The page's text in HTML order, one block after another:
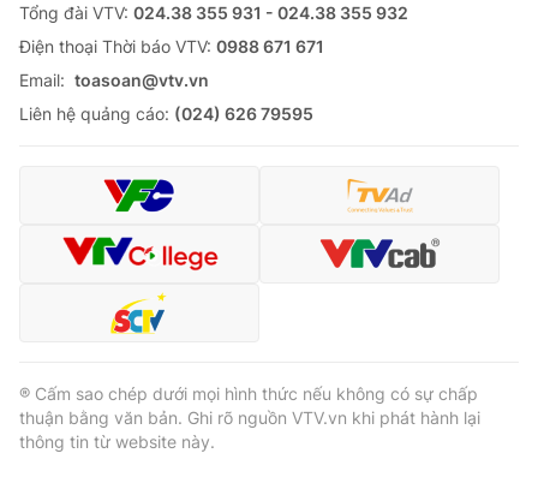
Tổng đài VTV: 024.38 355 931 - 024.38 355 932
Ðiện thoại Thời báo VTV: 0988 671 671
Email: toasoan@vtv.vn
Liên hệ quảng cáo: (024) 626 79595
® Cấm sao chép dưới mọi hình thức nếu không có sự chấp
thuận bằng văn bản. Ghi rõ nguồn VTV.vn khi phát hành lại
thông tin từ website này.